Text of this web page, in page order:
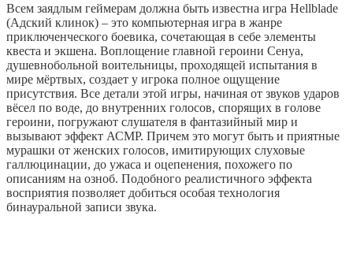
Всем заядлым геймерам должна быть известна игра Hellblade
(Адский клинок) – это компьютерная игра в жанре
приключенческого боевика, сочетающая в себе элементы
квеста и экшена. Воплощение главной героини Сенуа,
душевнобольной воительницы, проходящей испытания в
мире мёртвых, создает у игрока полное ощущение
присутствия. Все детали этой игры, начиная от звуков ударов
вёсел по воде, до внутренних голосов, спорящих в голове
героини, погружают слушателя в фантазийный мир и
вызывают эффект АСМР. Причем это могут быть и приятные
мурашки от женских голосов, имитирующих слуховые
галлюцинации, до ужаса и оцепенения, похожего по
описаниям на озноб. Подобного реалистичного эффекта
восприятия позволяет добиться особая технология
бинауральной записи звука.